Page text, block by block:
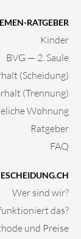
RATGEBER
Kinder
BVG — 2. Saule
(Scheidung)
(Trennung)
Wohnung
Ratgeber
FAQ
Wer sind wir?
das?
und Preise